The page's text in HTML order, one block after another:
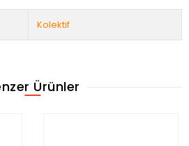
Kolektif
Ürünler